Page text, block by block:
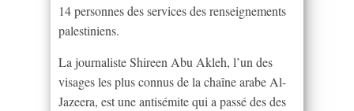
14 personnes des services des renseignements
palestiniens.
La journaliste Shireen Abu Akleh, l’un des
visages les plus connus de la chaîne arabe Al-
Jazeera, est une antisémite qui a passé des des